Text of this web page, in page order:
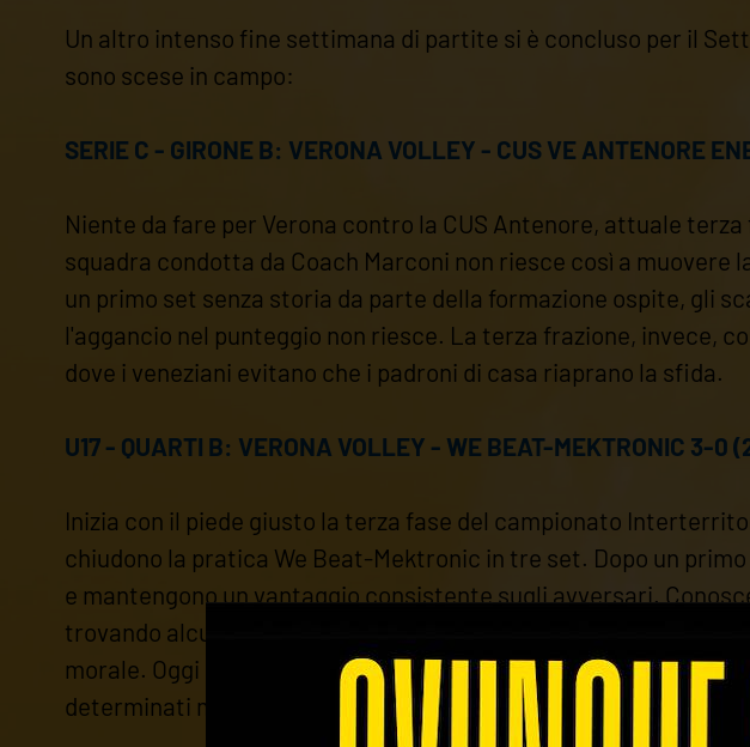
Un altro intenso fine settimana di partite si è concluso per il
sono scese in campo:
SERIE C - GIRONE B: VERONA VOLLEY - CUS VE ANTENORE
Niente da fare per Verona contro la CUS Antenore, attuale
squadra condotta da Coach Marconi non riesce così a
un primo set senza storia da parte della formazione ospite, gli
l'aggancio nel punteggio non riesce. La terza frazione, invece,
dove i veneziani evitano che i padroni di casa riaprano la sfida.
U17 - QUARTI B: VERONA VOLLEY - WE BEAT-MEKTRONIC 3-0
Inizia con il piede giusto la terza fase del campionato
chiudono la pratica We Beat-Mektronic in tre set. Dopo un
e mantengono un vantaggio consistente sugli avversari.
trovando alcune risposte soddisfacenti. "Era importante
morale. Oggi sono parzialmente contento, ho visto qualche
determinati momenti".